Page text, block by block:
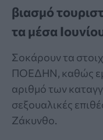
βιασμό
τα μέσα
Σοκάρουν τα
ΠΟΕΔΗΝ, καθώς
αριθμό των
σεξουαλικές
Ζάκυνθο.